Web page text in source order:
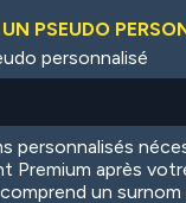
PSEUDO
personnalisé
personnalisés
Premium après
un